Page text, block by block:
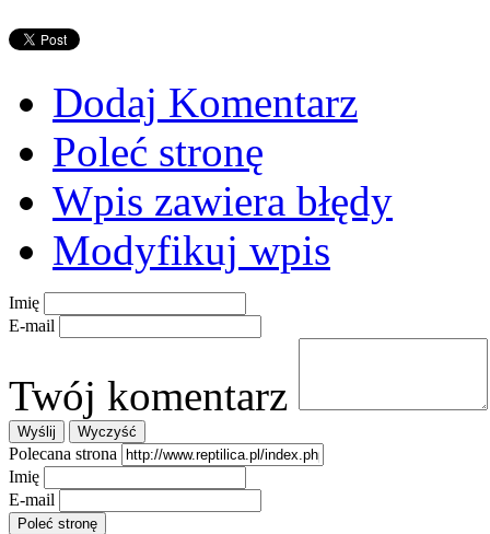
Dodaj Komentarz
Poleć stronę
Wpis zawiera błędy
Modyfikuj wpis
Imię
E-mail
Twój komentarz
Polecana strona
Imię
E-mail